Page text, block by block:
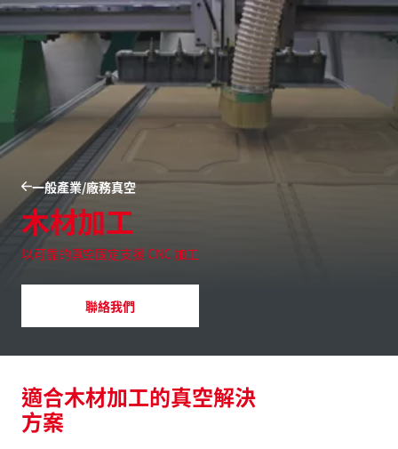
一般產業/廠務真空
木材加工
以可靠的真空固定支援 CNC 加工
聯絡我們
適合木材加工的真空解決
方案